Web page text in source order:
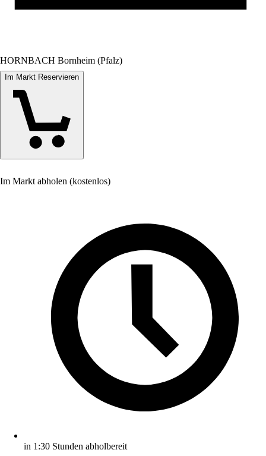
HORNBACH Bornheim (Pfalz)
Im Markt Reservieren
Im Markt abholen (kostenlos)
in 1:30 Stunden abholbereit